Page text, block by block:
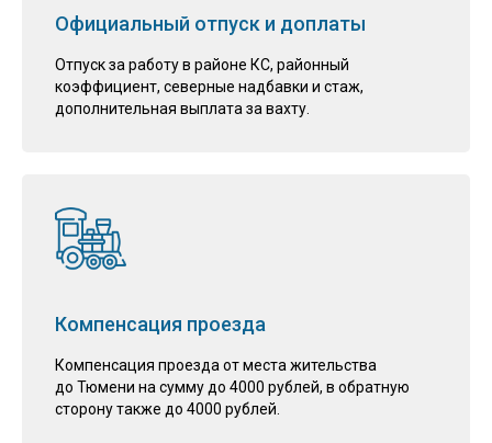
Официальный отпуск и доплаты
Отпуск за работу в районе КС, районный
коэффициент, северные надбавки и стаж,
дополнительная выплата за вахту.
Компенсация проезда
Компенсация проезда от места жительства
до Тюмени на сумму до 4000 рублей, в обратную
сторону также до 4000 рублей.